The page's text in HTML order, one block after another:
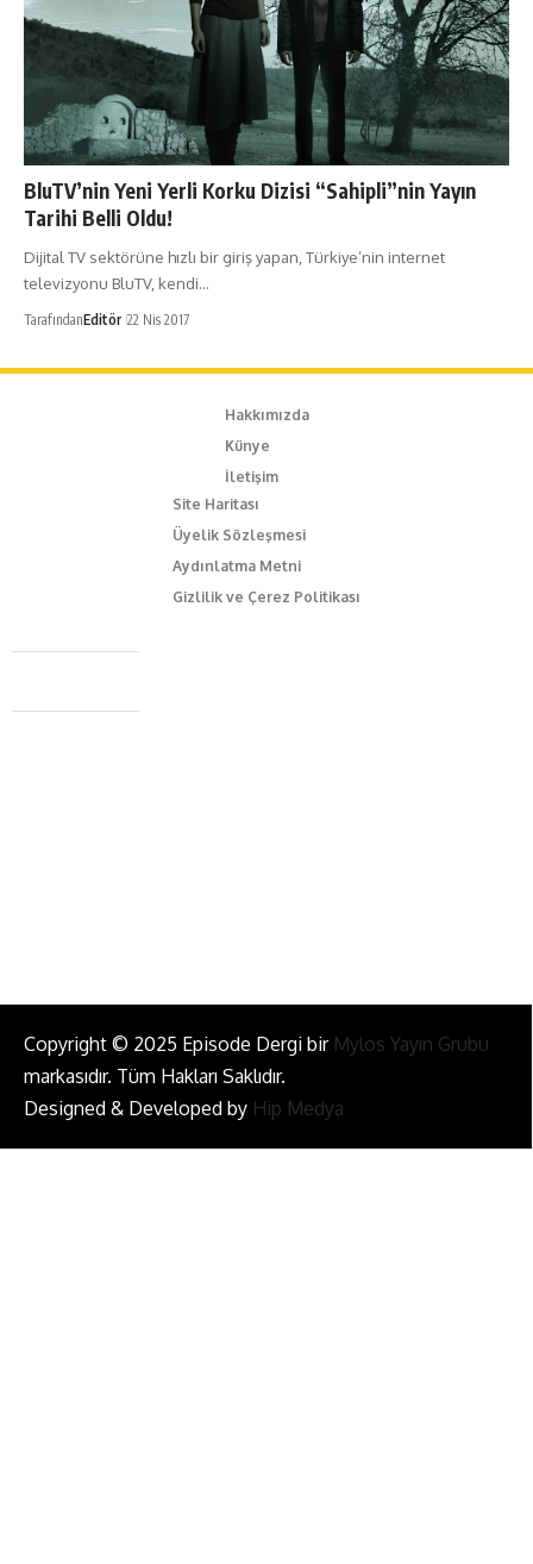
BluTV’nin Yeni Yerli Korku Dizisi “Sahipli”nin Yayın
Tarihi Belli Oldu!
Dijital TV sektörüne hızlı bir giriş yapan, Türkiye’nin internet
televizyonu BluTV, kendi…
TarafındanEditör 22 Nis 2017
Hakkımızda
Künye
İletişim
Site Haritası
Üyelik Sözleşmesi
Aydınlatma Metni
Gizlilik ve Çerez Politikası
Caferağa Mah. Dr. Şakir Paşa Sok. No3/A Kadıköy İstanbul
+90 543 345 46 00
Copyright © 2025 Episode Dergi bir Mylos Yayın Grubu
markasıdır. Tüm Hakları Saklıdır.
Designed & Developed by Hip Medya